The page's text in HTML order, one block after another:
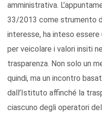
amministrativa.
33/2013 come strumento
interesse, ha inteso
per veicolare i valori insiti
trasparenza. Non solo un
quindi, ma un incontro
dall’Istituto affinché la
ciascuno degli operatori